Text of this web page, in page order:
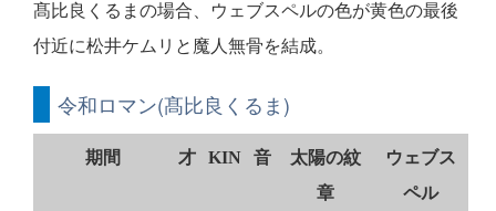
髙比良くるまの場合、ウェブスペルの色が黄色の最後
付近に松井ケムリと魔人無骨を結成。
令和ロマン(髙比良くるま)
期間 才 KIN 音
太陽の紋
章
ウェブス
ペル